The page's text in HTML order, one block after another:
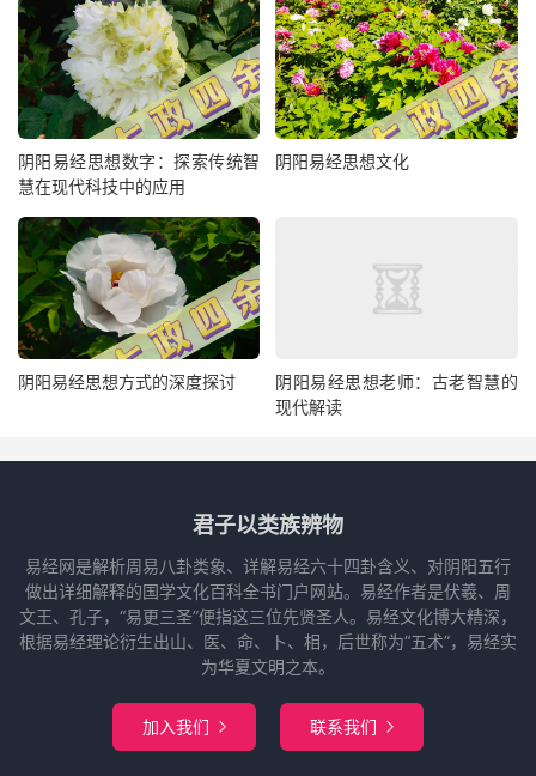
阴阳易经思想数字：探索传统智
慧在现代科技中的应用
阴阳易经思想文化
阴阳易经思想方式的深度探讨
阴阳易经思想老师：古老智慧的
现代解读
君子以类族辨物
易经网是解析周易八卦类象、详解易经六十四卦含义、对阴阳五行
做出详细解释的国学文化百科全书门户网站。易经作者是伏羲、周
文王、孔子，“易更三圣”便指这三位先贤圣人。易经文化博大精深，
根据易经理论衍生出山、医、命、卜、相，后世称为“五术”，易经实
为华夏文明之本。
加入我们  联系我们 